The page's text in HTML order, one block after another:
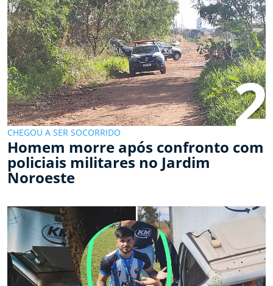
2
CHEGOU A SER SOCORRIDO
Homem morre após confronto com
policiais militares no Jardim
Noroeste